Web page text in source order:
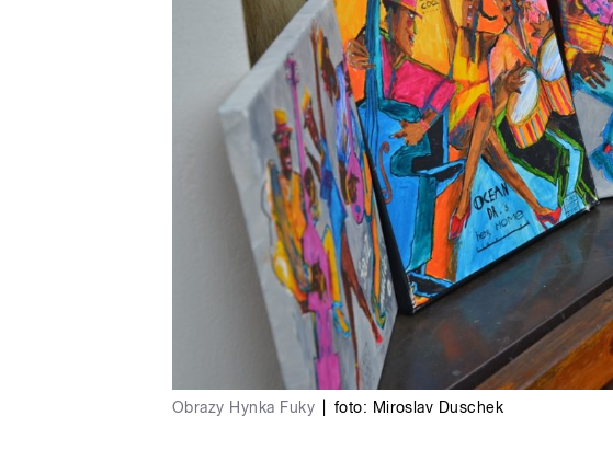
Obrazy Hynka Fuky foto: Miroslav Duschek